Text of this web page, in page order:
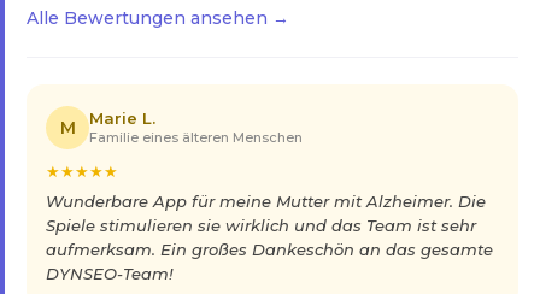
Alle Bewertungen ansehen →
M Marie L.
Familie eines älteren Menschen
★★★★★
Wunderbare App für meine Mutter mit Alzheimer. Die
Spiele stimulieren sie wirklich und das Team ist sehr
aufmerksam. Ein großes Dankeschön an das gesamte
DYNSEO-Team!